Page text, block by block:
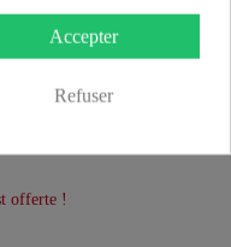
offerte !
Accepter
Refuser